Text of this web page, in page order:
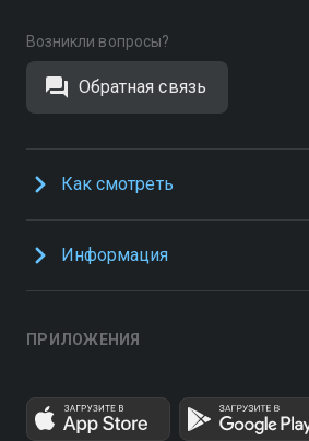
Возникли вопросы?
Обратная связь
Как смотреть
Информация
ПРИЛОЖЕНИЯ